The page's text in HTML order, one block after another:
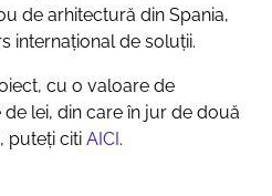
de arhitectură din Spania,
internațional de soluții.
cu o valoare de
lei, din care în jur de două
puteți citi AICI.